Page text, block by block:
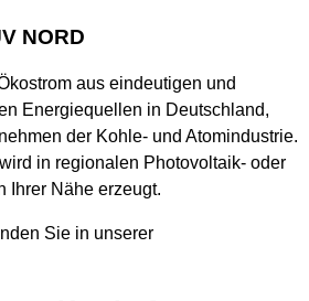
NORD
aus eindeutigen und
Energiequellen in Deutschland,
der Kohle- und Atomindustrie.
in regionalen Photovoltaik- oder
Ihrer Nähe erzeugt.
Sie in unserer